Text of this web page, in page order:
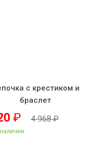
с крестиком и
браслет
₽ 4 968₽